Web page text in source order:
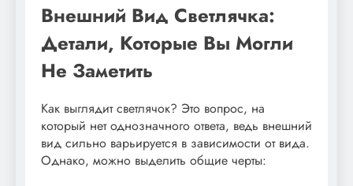
Внешний Вид Светлячка:
Детали, Которые Вы Могли
Не Заметить
Как выглядит светлячок? Это вопрос, на
который нет однозначного ответа, ведь внешний
вид сильно варьируется в зависимости от вида.
Однако, можно выделить общие черты: